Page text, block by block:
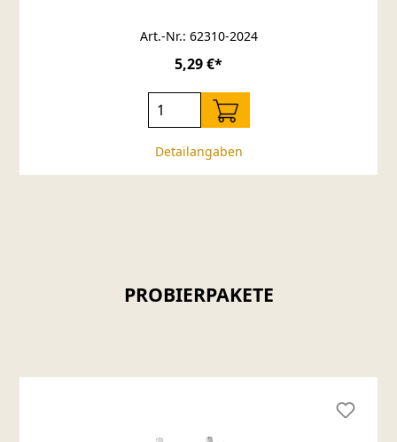
Art.-Nr.: 62310-2024
5,29 €*
Detailangaben
PROBIERPAKETE